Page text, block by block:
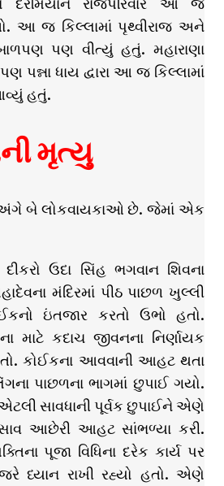
આ જ કિલ્લામાં પૃથ્વીરાજ અને
પણ વીત્યું હતું. મહારાણા
પન્ના ધાય દ્વારા આ જ કિલ્લામાં
હતું.
મૃત્યુ
અંગે બે લોકવાયકાઓ છે. જેમાં એક
ઉદા સિંહ ભગવાન શિવના
મંદિરમાં પીઠ પાછળ ખુલ્લી
ઇંતજાર કરતો ઉભો હતો.
કદાચ જીવનના નિર્ણાયક
કોઈકના આવવાની આહટ થતા
પાછળના ભાગમાં છુપાઈ ગયો.
સાવધાની પૂર્વક છુપાઈને એણે
સાવ આછેરી આહટ સાંભળ્યા કરી.
પૂજા વિધિના દરેક કાર્ય પર
ધ્યાન રાખી રહ્યો હતો. એણે